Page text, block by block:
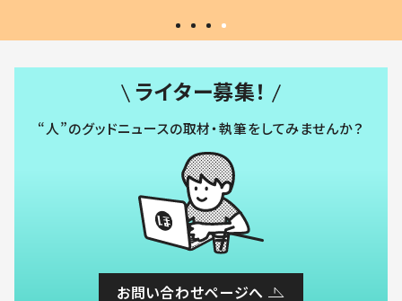
ライター募集！
“人”のグッドニュースの取材・執筆をしてみませんか？
お問い合わせページへ